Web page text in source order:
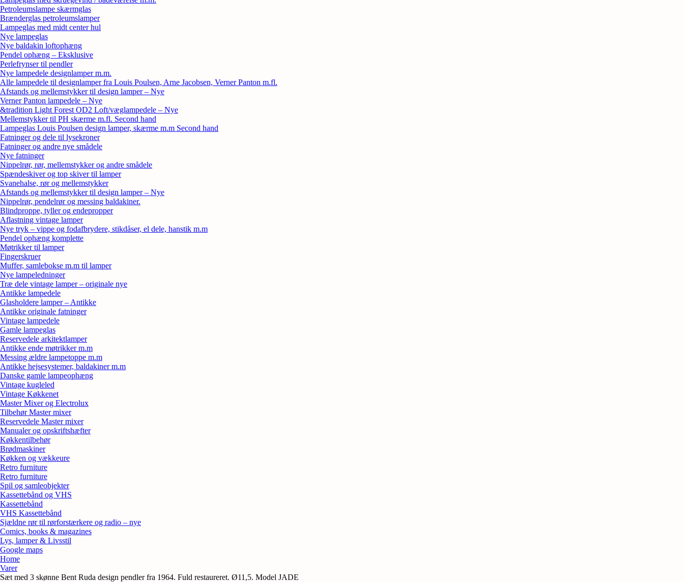
Petroleumslampe skærmglas
Brænderglas petroleumslamper
Lampeglas med midt center hul
Nye lampeglas
Nye baldakin loftophæng
Pendel ophæng – Eksklusive
Perlefrynser til pendler
Nye lampedele designlamper m.m.
Alle lampedele til designlamper fra Louis Poulsen, Arne Jacobsen, Verner Panton m.fl.
Afstands og mellemstykker til design lamper – Nye
Verner Panton lampedele – Nye
&tradition Light Forest OD2 Loft/væglampedele – Nye
Mellemstykker til PH skærme m.fl. Second hand
Lampeglas Louis Poulsen design lamper, skærme m.m Second hand
Fatninger og dele til lysekroner
Fatninger og andre nye smådele
Nye fatninger
Nippelrør, rør, mellemstykker og andre smådele
Spændeskiver og top skiver til lamper
Svanehalse, rør og mellemstykker
Afstands og mellemstykker til design lamper – Nye
Nippelrør, pendelrør og messing baldakiner.
Blindproppe, tyller og endepropper
Aflastning vintage lamper
Nye tryk – vippe og fodafbrydere, stikdåser, el dele, hanstik m.m
Pendel ophæng komplette
Møtrikker til lamper
Fingerskruer
Muffer, samlebokse m.m til lamper
Nye lampeledninger
Træ dele vintage lamper – originale nye
Antikke lampedele
Glasholdere lamper – Antikke
Antikke originale fatninger
Vintage lampedele
Gamle lampeglas
Reservedele arkitektlamper
Antikke ende møtrikker m.m
Messing ældre lampetoppe m.m
Antikke hejsesystemer, baldakiner m.m
Danske gamle lampeophæng
Vintage kugleled
Vintage Køkkenet
Master Mixer og Electrolux
Tilbehør Master mixer
Reservedele Master mixer
Manualer og opskriftshæfter
Køkkentilbehør
Brødmaskiner
Køkken og vækkeure
Retro furniture
Retro furniture
Spil og samleobjekter
Kassettebånd og VHS
Kassettebånd
VHS Kassettebånd
Sjældne rør til rørforstærkere og radio – nye
Comics, books & magazines
Lys, lamper & Livsstil
Google maps
Home
Varer
Sæt med 3 skønne Bent Ruda design pendler fra 1964. Fuld restaureret. Ø11,5. Model JADE